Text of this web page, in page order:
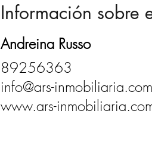
Información sobre
Andreina Russo
89256363
info@ars-inmobiliaria.com
www.ars-